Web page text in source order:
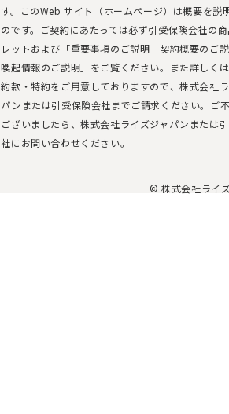
す。このWeb サイト（ホームページ）は概要を説
のです。ご契約にあたっては必ず引受保険会社の
レットおよび「重要事項のご説明 契約概要のご
喚起情報のご説明」をご覧ください。また詳しく
約款・特約をご用意しておりますので、株式会社
パンまたは引受保険会社までご請求ください。ご
ございましたら、株式会社ライズジャパンまたは
社にお問い合わせください。
© 株式会社ライ